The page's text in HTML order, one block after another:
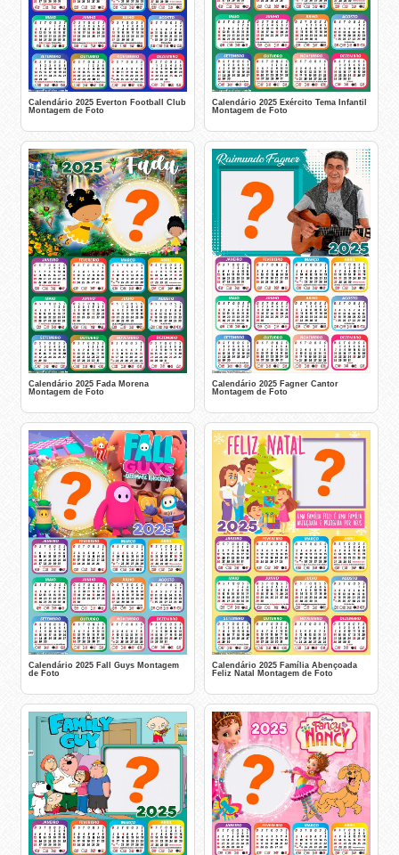
Calendário 2025 Everton Football Club
Montagem de Foto
Calendário 2025 Exército Tema Infantil
Montagem de Foto
Calendário 2025 Fada Morena
Montagem de Foto
Calendário 2025 Fagner Cantor
Montagem de Foto
Calendário 2025 Fall Guys Montagem
de Foto
Calendário 2025 Família Abençoada
Feliz Natal Montagem de Foto